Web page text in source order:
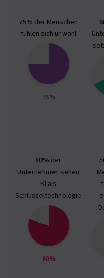
75% der Menschen
fühlen sich unwohl
75%
80% der
Unternehmen sehen
KI als
Schlüsseltechnologie
80%